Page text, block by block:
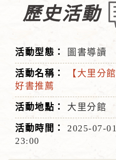
歷史活動
圖書導讀
【大里分
好書推薦
大里分館
2025-07-
23:00